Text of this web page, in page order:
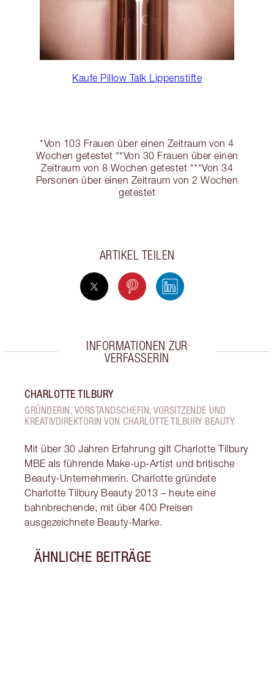
Kaufe Pillow Talk Lippenstifte
*Von 103 Frauen über einen Zeitraum von 4
Wochen getestet **Von 30 Frauen über einen
Zeitraum von 8 Wochen getestet ***Von 34
Personen über einen Zeitraum von 2 Wochen
getestet
ARTIKEL TEILEN
INFORMATIONEN ZUR
VERFASSERIN
CHARLOTTE TILBURY
GRÜNDERIN, VORSTANDSCHEFIN, VORSITZENDE UND
KREATIVDIREKTORIN VON CHARLOTTE TILBURY BEAUTY
Mit über 30 Jahren Erfahrung gilt Charlotte Tilbury
MBE als führende Make-up-Artist und britische
Beauty-Unternehmerin. Charlotte gründete
Charlotte Tilbury Beauty 2013 – heute eine
bahnbrechende, mit über 400 Preisen
ausgezeichnete Beauty-Marke.
ÄHNLICHE BEITRÄGE